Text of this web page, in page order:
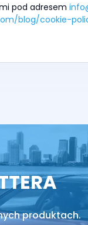
pod adresem
blog/cookie-
produktach.